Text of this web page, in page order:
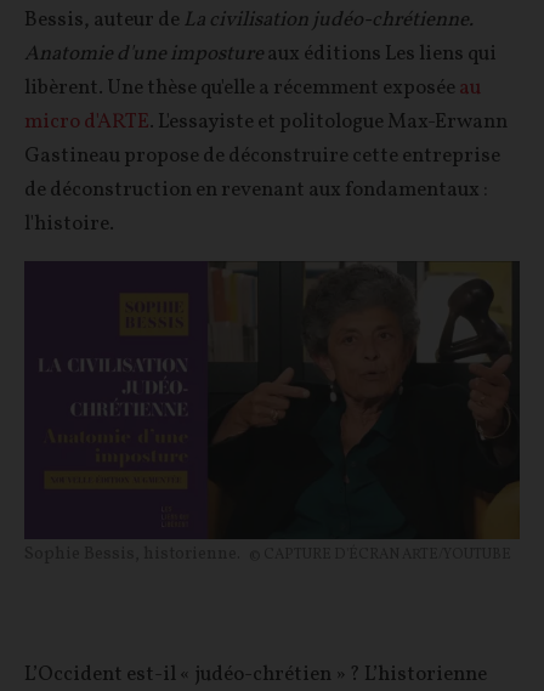
Bessis, auteur de La civilisation judéo-chrétienne.
Anatomie d'une impostureaux éditions Les liens qui
libèrent. Une thèse qu'elle a récemment exposée au
micro d'ARTE. L'essayiste et politologue Max-Erwann
Gastineau propose de déconstruire cette entreprise
de déconstruction en revenant aux fondamentaux :
l'histoire.
L’Occident est-il « judéo-chrétien » ? L’historienne